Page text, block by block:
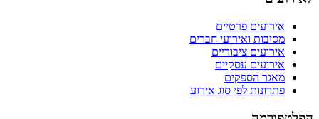
אירועים פרטיים
מסיבות ואירועי חברים
אירועים ציבוריים
אירועים עסקיים
מאגר הספקים
פתרונות לפי סוג אירוע